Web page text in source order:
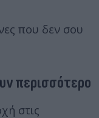
που δεν σου
περισσότερο
στις